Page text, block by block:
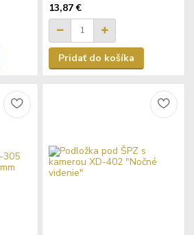
13,87 €
Pridať do košíka